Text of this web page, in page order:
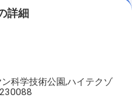
詳細
科学技術公園,ハイテクゾ